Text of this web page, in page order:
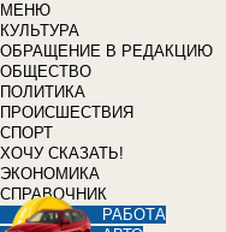
МЕНЮ
КУЛЬТУРА
ОБРАЩЕНИЕ В РЕДАКЦИЮ
ОБЩЕСТВО
ПОЛИТИКА
ПРОИСШЕСТВИЯ
СПОРТ
ХОЧУ СКАЗАТЬ!
ЭКОНОМИКА
СПРАВОЧНИК
РАБОТА